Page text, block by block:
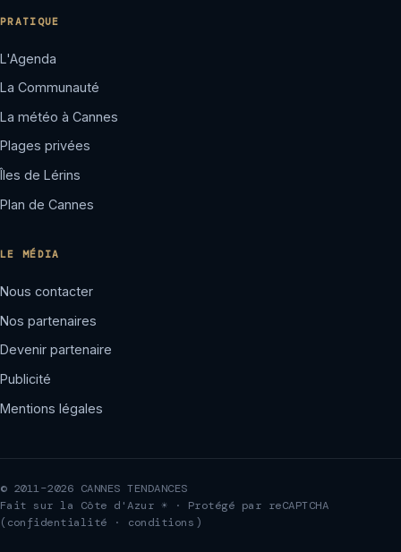
PRATIQUE
L'Agenda
La Communauté
La météo à Cannes
Plages privées
Îles de Lérins
Plan de Cannes
LE MÉDIA
Nous contacter
Nos partenaires
Devenir partenaire
Publicité
Mentions légales
© 2011–2026 CANNES TENDANCES
Fait sur la Côte d'Azur ☀ · Protégé par reCAPTCHA
( confidentialité · conditions )